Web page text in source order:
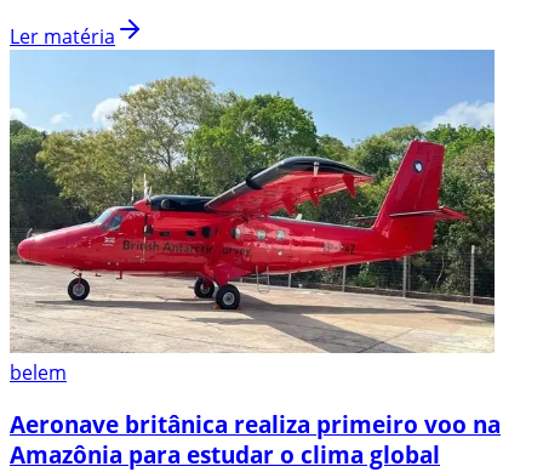
Ler matéria
belem
Aeronave britânica realiza primeiro voo na
Amazônia para estudar o clima global